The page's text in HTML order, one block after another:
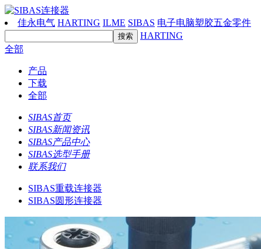
佳永电气 HARTING ILME SIBAS 电子电脑塑胶五金零件
HARTING
全部
产品
下载
全部
SIBAS首页
SIBAS新闻资讯
SIBAS产品中心
SIBAS选型手册
联系我们
SIBAS重载连接器
SIBAS圆形连接器